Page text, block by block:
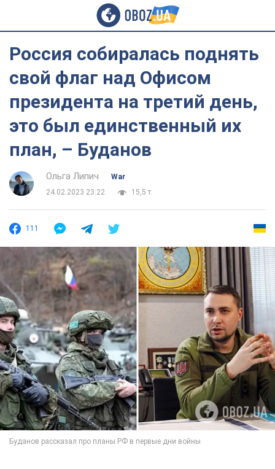
Россия собиралась поднять
свой флаг над Офисом
президента на третий день,
это был единственный их
план, – Буданов
Ольга Липич
War
24.02.2023 23:22
15,5 т.
111